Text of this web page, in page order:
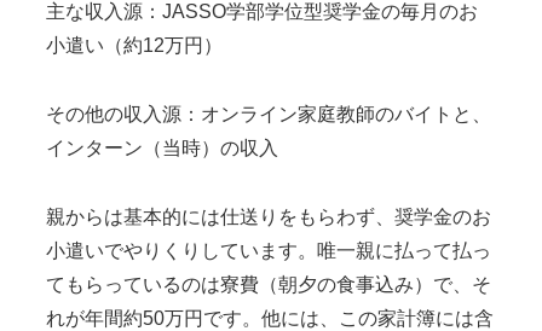
主な収入源：JASSO学部学位型奨学金の毎月のお
小遣い（約12万円）
その他の収入源：オンライン家庭教師のバイトと、
インターン（当時）の収入
親からは基本的には仕送りをもらわず、奨学金のお
小遣いでやりくりしています。唯一親に払って払っ
てもらっているのは寮費（朝夕の食事込み）で、そ
れが年間約50万円です。他には、この家計簿には含